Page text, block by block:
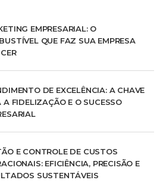
EMPRESARIAL: O
QUE FAZ SUA EMPRESA
DE EXCELÊNCIA: A CHAVE
A FIDELIZAÇÃO E O SUCESSO
E CONTROLE DE CUSTOS
EFICIÊNCIA, PRECISÃO E
SUSTENTÁVEIS